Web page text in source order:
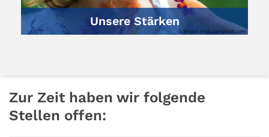
Unsere Stärken
© Senjuti Undu/unsplash.com
Zur Zeit haben wir folgende
Stellen offen: